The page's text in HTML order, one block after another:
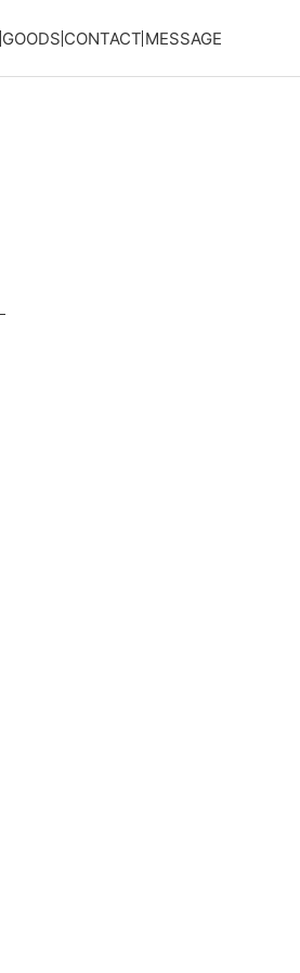
GOODS CONTACT MESSAGE